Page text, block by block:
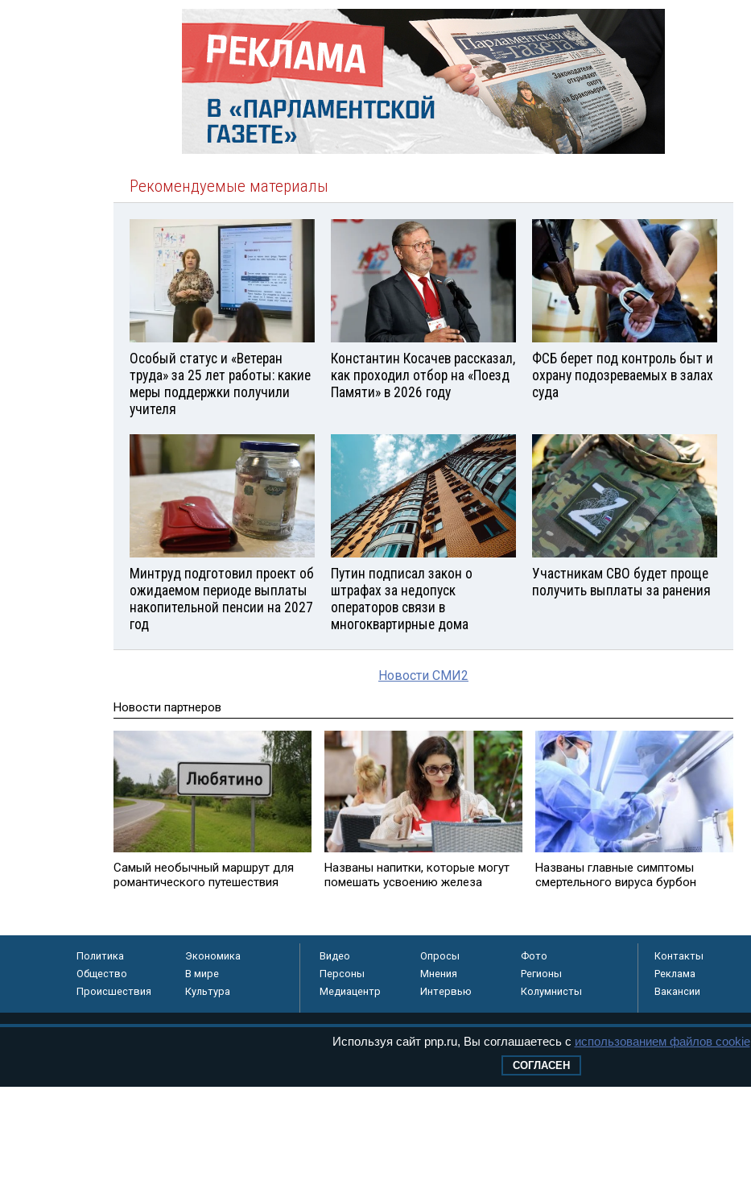
Рекомендуемые материалы
Особый статус и «Ветеран
труда» за 25 лет работы: какие
меры поддержки получили
учителя
Константин Косачев рассказал,
как проходил отбор на «Поезд
Памяти» в 2026 году
ФСБ берет под контроль быт и
охрану подозреваемых в залах
суда
Минтруд подготовил проект об
ожидаемом периоде выплаты
накопительной пенсии на 2027
год
Путин подписал закон о
штрафах за недопуск
операторов связи в
многоквартирные дома
Участникам СВО будет проще
получить выплаты за ранения
Новости СМИ2
Новости партнеров
Самый необычный маршрут для
романтического путешествия
Названы напитки, которые могут
помешать усвоению железа
Названы главные симптомы
смертельного вируса бурбон
Политика
Экономика
Общество
В мире
Происшествия
Культура
Видео Опросы
Фото
Персоны
Мнения
Регионы
Медиацентр
Интервью Колумнисты
Контакты
Реклама
Вакансии
массовых коммуникаций (Роскомнадзор) 05 августа 2011 года. 18+
Используя сайт pnp.ru, Вы соглашаетесь с использованием файлов cookie
СОГЛАСЕН